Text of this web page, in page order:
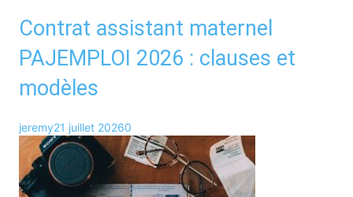
Contrat assistant maternel
PAJEMPLOI 2026 : clauses et
modèles
jeremy21 juillet 20260